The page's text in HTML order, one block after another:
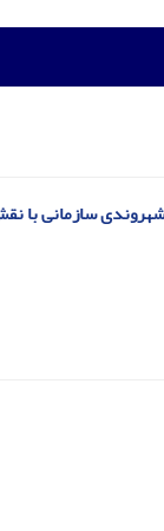
سازمانی